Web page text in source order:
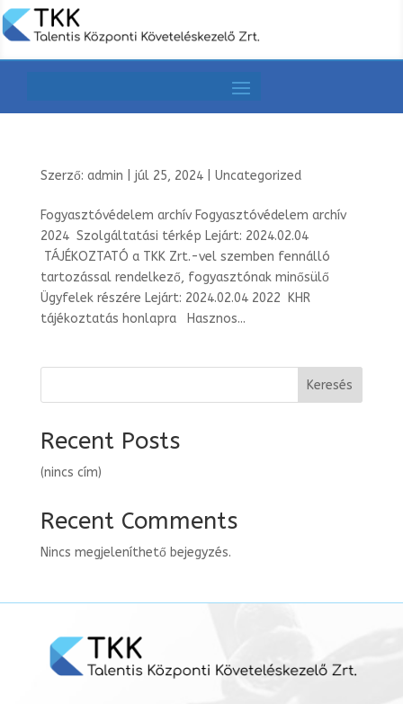
Szerző: admin júl 25, 2024| Uncategorized
Fogyasztóvédelem archív Fogyasztóvédelem archív
2024 Szolgáltatási térkép Lejárt: 2024.02.04
TÁJÉKOZTATÓ a TKK Zrt.-vel szemben fennálló
tartozással rendelkező, fogyasztónak minősülő
Ügyfelek részére Lejárt: 2024.02.04 2022 KHR
tájékoztatás honlapra Hasznos...
Keresés
Recent Posts
(nincs cím)
Recent Comments
Nincs megjeleníthető bejegyzés.